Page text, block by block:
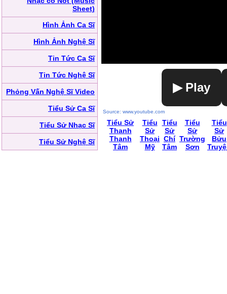
Sheet)
Hình Ảnh Ca Sĩ
Hình Ảnh Nghệ Sĩ
Tin Tức Ca Sĩ
Tin Tức Nghệ Sĩ
Phỏng Vấn Nghệ Sĩ Video
Tiểu Sử Ca Sĩ
Tiểu Sử Nhạc Sĩ
Tiểu Sử Nghệ Sĩ
▶ Play
Source: www.youtube.com
Tiểu Sử
Thanh
Thanh
Tâm
Tiểu
Sử
Thoại
Mỹ
Tiểu
Sử
Chí
Tâm
Tiểu
Sử
Trường
Sơn
Tiểu
Sử
Bửu